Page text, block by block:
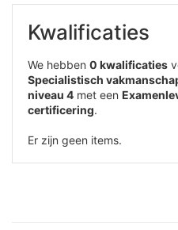
Kwalificaties
We hebben 0 kwalificaties
Specialistisch
niveau 4 met een
certificering.
Er zijn geen items.